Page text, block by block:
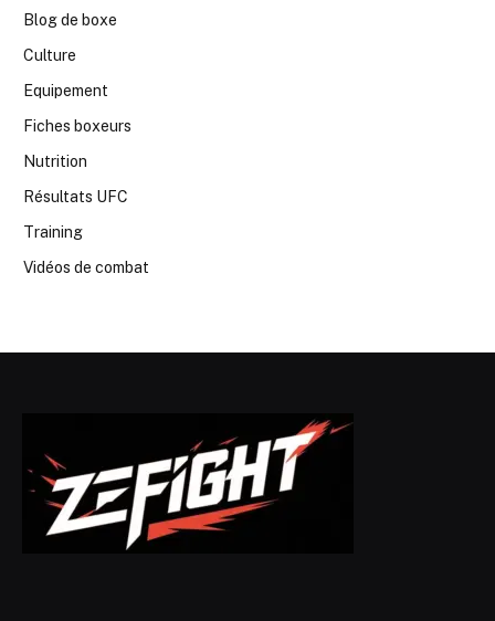
Blog de boxe
Culture
Equipement
Fiches boxeurs
Nutrition
Résultats UFC
Training
Vidéos de combat